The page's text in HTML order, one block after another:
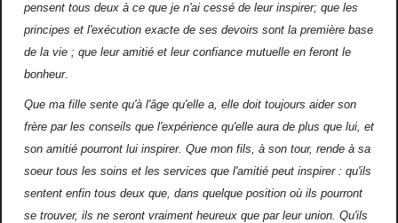
pensent tous deux à ce que je n'ai cessé de leur inspirer; que les
principes et l'exécution exacte de ses devoirs sont la première base
de la vie ; que leur amitié et leur confiance mutuelle en feront le
bonheur.
Que ma fille sente qu'à l'âge qu'elle a, elle doit toujours aider son
frère par les conseils que l'expérience qu'elle aura de plus que lui, et
son amitié pourront lui inspirer. Que mon fils, à son tour, rende à sa
soeur tous les soins et les services que l'amitié peut inspirer : qu'ils
sentent enfin tous deux que, dans quelque position où ils pourront
se trouver, ils ne seront vraiment heureux que par leur union. Qu'ils